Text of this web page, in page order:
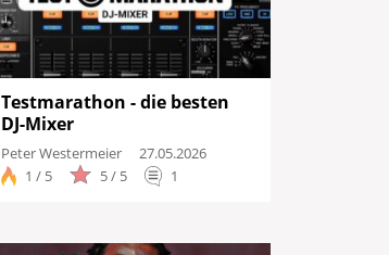
Testmarathon - die besten
DJ-Mixer
Peter Westermeier
27.05.2026
1 / 5
5 / 5 1